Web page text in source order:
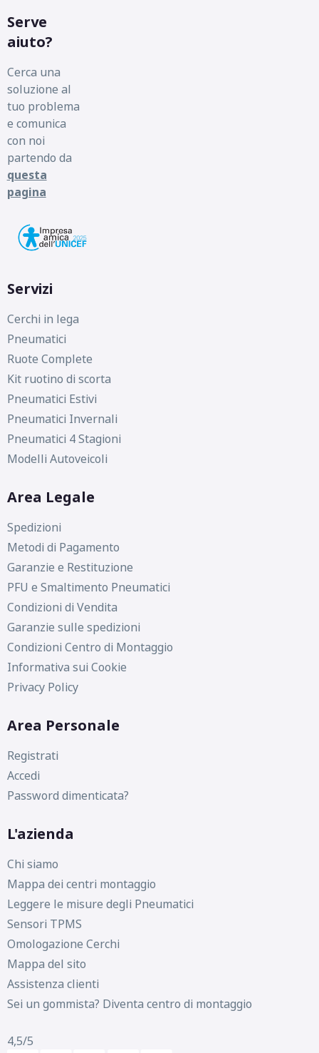
Serve
aiuto?
Cerca una
soluzione al
tuo problema
e comunica
con noi
partendo da
questa
pagina
Servizi
Cerchi in lega
Pneumatici
Ruote Complete
Kit ruotino di scorta
Pneumatici Estivi
Pneumatici Invernali
Pneumatici 4 Stagioni
Modelli Autoveicoli
Area Legale
Spedizioni
Metodi di Pagamento
Garanzie e Restituzione
PFU e Smaltimento Pneumatici
Condizioni di Vendita
Garanzie sulle spedizioni
Condizioni Centro di Montaggio
Informativa sui Cookie
Privacy Policy
Area Personale
Registrati
Accedi
Password dimenticata?
L'azienda
Chi siamo
Mappa dei centri montaggio
Leggere le misure degli Pneumatici
Sensori TPMS
Omologazione Cerchi
Mappa del sito
Assistenza clienti
Sei un gommista? Diventa centro di montaggio
4,5/5